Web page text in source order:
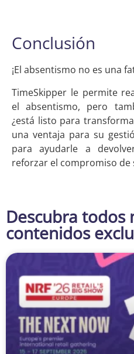
Conclusión
¡El absentismo no es una
TimeSkipper le permite
el absentismo, pero
¿está listo para
una ventaja para su
para ayudarle a
reforzar el compromiso de
Descubra todos
contenidos